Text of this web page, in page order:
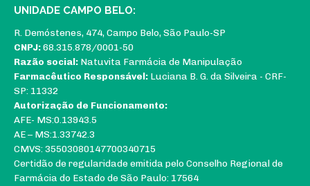
UNIDADE CAMPO BELO:
R. Demóstenes, 474, Campo Belo, São Paulo-SP
CNPJ:68.315.878/0001-50
Razão social: Natuvita Farmácia de Manipulação
Farmacêutico Responsável: Luciana B. G. da Silveira - CRF-
SP: 11332
Autorização de Funcionamento:
AFE- MS:0.13943.5
AE – MS:1.33742.3
CMVS: 35503080147700340715
Certidão de regularidade emitida pelo Conselho Regional de
Farmácia do Estado de São Paulo: 17564